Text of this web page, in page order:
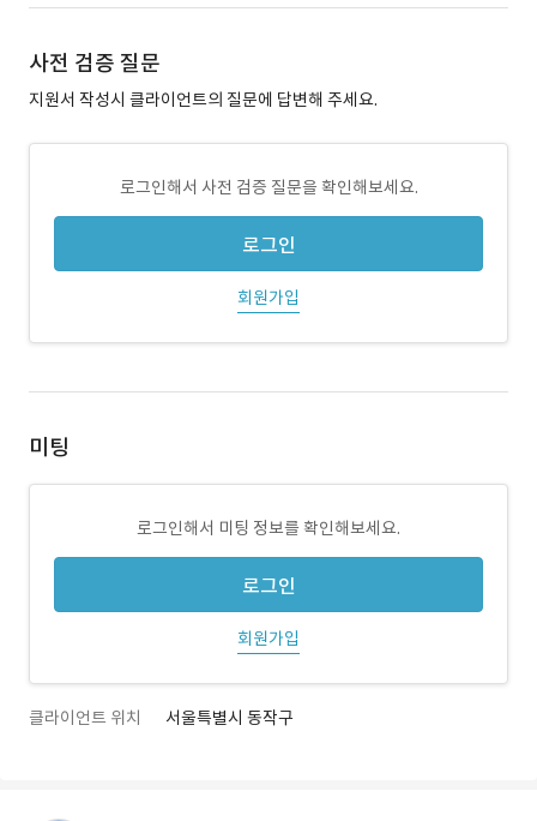
사전 검증 질문
지원서 작성시 클라이언트의 질문에 답변해 주세요.
로그인해서 사전 검증 질문을 확인해보세요.
로그인
회원가입
미팅
로그인해서 미팅 정보를 확인해보세요.
로그인
회원가입
클라이언트 위치 서울특별시 동작구